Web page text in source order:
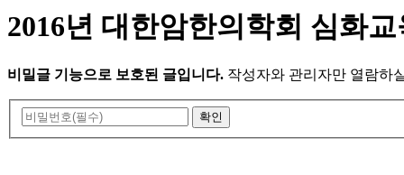
2016년 대한암한의학회 심화
비밀글 기능으로 보호된 글입니다. 작성자와 관리자만 열람하